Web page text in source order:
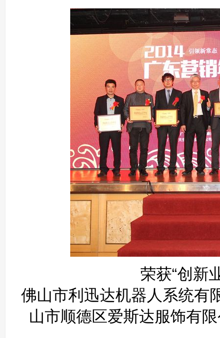
荣获“创新
佛山市利迅达机器人系统有
山市顺德区爱斯达服饰有